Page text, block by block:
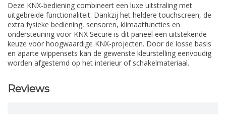
Deze KNX-bediening combineert een luxe uitstraling met
uitgebreide functionaliteit. Dankzij het heldere touchscreen, de
extra fysieke bediening, sensoren, klimaatfuncties en
ondersteuning voor KNX Secure is dit paneel een uitstekende
keuze voor hoogwaardige KNX-projecten. Door de losse basis
en aparte wippensets kan de gewenste kleurstelling eenvoudig
worden afgestemd op het interieur of schakelmateriaal.
Reviews